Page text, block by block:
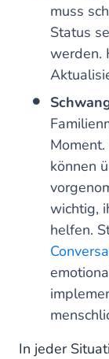
muss
Status
werden.
können
wichtig,
helfen.
In jeder